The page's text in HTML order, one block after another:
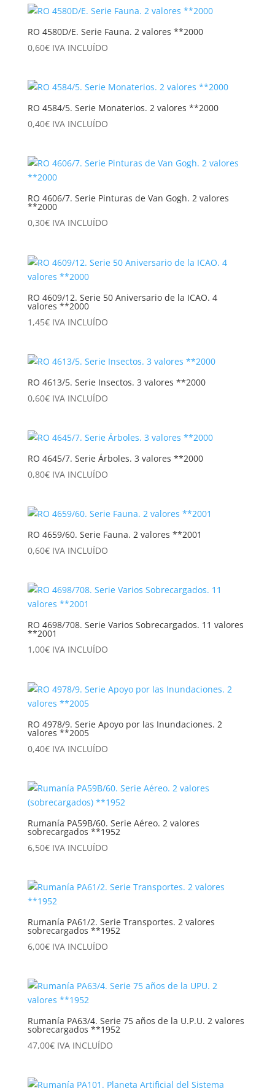
RO 4580D/E. Serie Fauna. 2 valores **2000
0,60€ IVA INCLUÍDO
RO 4584/5. Serie Monaterios. 2 valores **2000
0,40€ IVA INCLUÍDO
RO 4606/7. Serie Pinturas de Van Gogh. 2 valores
**2000
0,30€ IVA INCLUÍDO
RO 4609/12. Serie 50 Aniversario de la ICAO. 4
valores **2000
1,45€ IVA INCLUÍDO
RO 4613/5. Serie Insectos. 3 valores **2000
0,60€ IVA INCLUÍDO
RO 4645/7. Serie Árboles. 3 valores **2000
0,80€ IVA INCLUÍDO
RO 4659/60. Serie Fauna. 2 valores **2001
0,60€ IVA INCLUÍDO
RO 4698/708. Serie Varios Sobrecargados. 11 valores
**2001
1,00€ IVA INCLUÍDO
RO 4978/9. Serie Apoyo por las Inundaciones. 2
valores **2005
0,40€ IVA INCLUÍDO
Rumanía PA59B/60. Serie Aéreo. 2 valores
sobrecargados **1952
6,50€ IVA INCLUÍDO
Rumanía PA61/2. Serie Transportes. 2 valores
sobrecargados **1952
6,00€ IVA INCLUÍDO
Rumanía PA63/4. Serie 75 años de la U.P.U. 2 valores
sobrecargados **1952
47,00€ IVA INCLUÍDO